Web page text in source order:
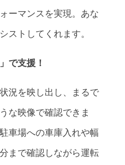
ーマンスを実現。あな
ストしてくれます。
で支援！
況を映し出し、まるで
な映像で確認できま
車場への車庫入れや幅
まで確認しながら運転